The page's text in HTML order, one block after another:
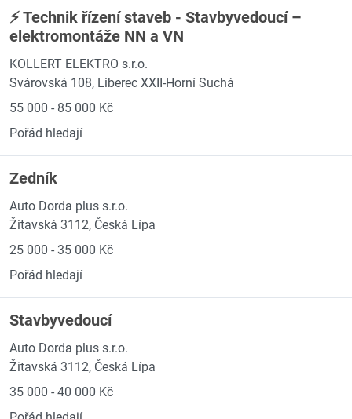
⚡ Technik řízení staveb - Stavbyvedoucí –
elektromontáže NN a VN
KOLLERT ELEKTRO s.r.o.
Svárovská 108, Liberec XXII-Horní Suchá
55 000 - 85 000 Kč
Pořád hledají
Zedník
Auto Dorda plus s.r.o.
Žitavská 3112, Česká Lípa
25 000 - 35 000 Kč
Pořád hledají
Stavbyvedoucí
Auto Dorda plus s.r.o.
Žitavská 3112, Česká Lípa
35 000 - 40 000 Kč